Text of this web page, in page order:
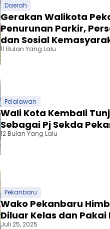
Daerah
Gerakan Walikota
Penurunan Parkir,
dan Sosial
11 Bulan Yang Lalu
Pelalawan
Wali Kota Kembali
Sebagai Pj Sekda
12 Bulan Yang Lalu
Pekanbaru
Wako Pekanbaru
Diluar Kelas dan Pakai
Juli 25, 2025